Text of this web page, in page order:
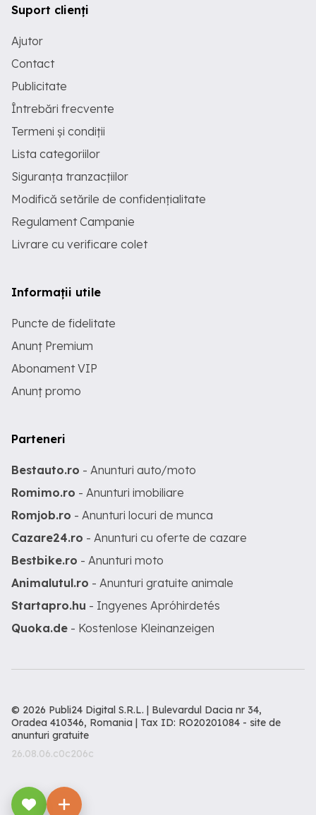
Suport clienți
Ajutor
Contact
Publicitate
Întrebări frecvente
Termeni și condiții
Lista categoriilor
Siguranța tranzacțiilor
Modifică setările de confidențialitate
Regulament Campanie
Livrare cu verificare colet
Informații utile
Puncte de fidelitate
Anunț Premium
Abonament VIP
Anunț promo
Parteneri
Bestauto.ro - Anunturi auto/moto
Romimo.ro - Anunturi imobiliare
Romjob.ro - Anunturi locuri de munca
Cazare24.ro - Anunturi cu oferte de cazare
Bestbike.ro - Anunturi moto
Animalutul.ro - Anunturi gratuite animale
Startapro.hu - Ingyenes Apróhirdetés
Quoka.de - Kostenlose Kleinanzeigen
© 2026 Publi24 Digital S.R.L. | Bulevardul Dacia nr 34,
Oradea 410346, Romania | Tax ID: RO20201084 - site de
anunturi gratuite
26.08.06.c0c206c